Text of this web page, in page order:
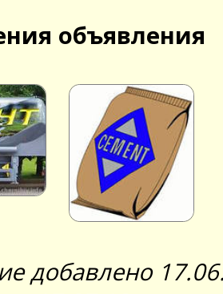
объявления
добавлено